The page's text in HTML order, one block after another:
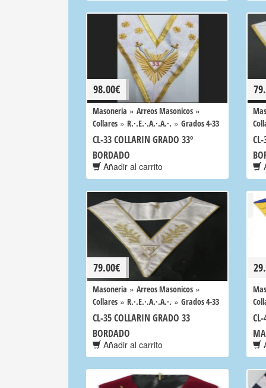
98.00€
Masoneria » Arreos Masonicos »
Collares » R.·.E.·.A.·.A.·. » Grados 4-33
CL-33 COLLARIN GRADO 33º
BORDADO
Añadir al carrito
79.00€
Masoneria » Arreos Masonicos »
Collares » R.·.E.·.A.·.A.·. » Grados 4-33
CL-35 COLLARIN GRADO 33
BORDADO
Añadir al carrito